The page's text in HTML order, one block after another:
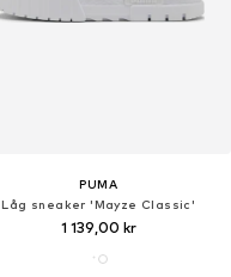
PUMA
Låg sneaker 'Mayze Classic'
1 139,00 kr